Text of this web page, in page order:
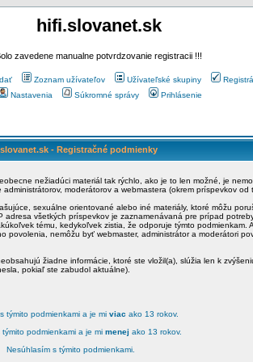
hifi.slovanet.sk
zavedene manualne potvrdzovanie registracii !!!
Zoznam užívateľov Užívateľské skupiny
Nastavenia
Súkromné správy Prihlásenie
- Registračné podmienky
nežiadúci materiál tak rýchlo, ako je to len možné, je
moderátorov a webmastera (okrem príspevkov
sexuálne orientované alebo iné materiály, ktoré môžu
všetkých príspevkov je zaznamenávaná pre prípad
tému, kedykoľvek zistia, že odporuje týmto
nemôžu byť webmaster, administrátor a moderátori
žiadne informácie, ktoré ste vložil(a), slúžia len k
pokiaľ ste zabudol aktuálne).
týmito podmienkami a je mi viac ako 13 rokov.
podmienkami a je mi menej ako 13 rokov.
Nesúhlasím s týmito podmienkami.